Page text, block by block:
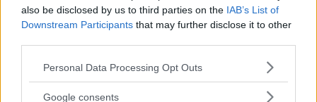
also be disclosed by us to third parties on the IAB’s List of
Downstream Participants that may further disclose it to other
Please note that this website/app uses one or more Google
not limited to your visit or usage behaviour. You may click to
Personal Data Processing Opt Outs
Google consents
för bättre
bröllopsbilder
bröllopsbilder